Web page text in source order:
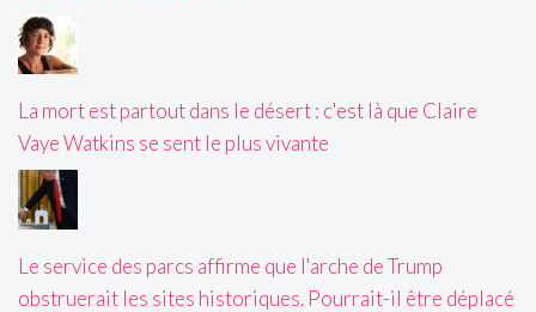
La mort est partout dans le désert : c'est là que Claire
Vaye Watkins se sent le plus vivante
Le service des parcs affirme que l'arche de Trump
obstruerait les sites historiques. Pourrait-il être déplacé